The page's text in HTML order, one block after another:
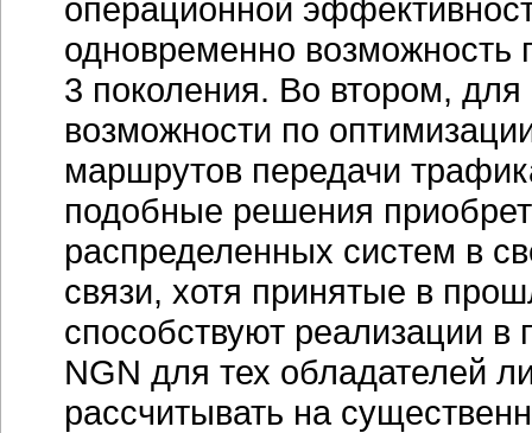
операционной
одновременно возможность
3 поколения. Во втором,
возможности по
маршрутов передачи
подобные решения
распределенных систем в
связи, хотя принятые в
способствуют реализации
NGN для тех обладателей
рассчитывать на